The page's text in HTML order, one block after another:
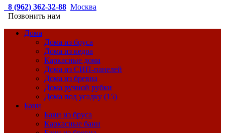
8 (962) 362-32-88 Москва
Позвонить нам
Дома
Дома из бруса
Дома из кедра
Каркасные дома
Дома из СИП-панелей
Дома из бревна
Дома ручной рубки
Дома под усадку (15)
Бани
Бани из бруса
Каркасные бани